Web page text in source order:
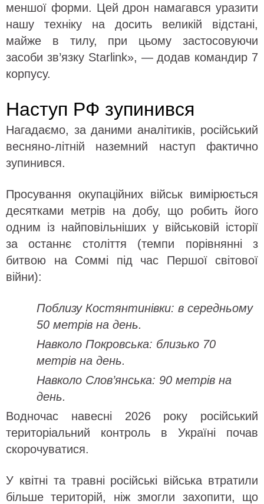
меншої форми. Цей дрон намагався уразити
нашу техніку на досить великій відстані,
майже в тилу, при цьому застосовуючи
засоби зв’язку Starlink», — додав командир 7
корпусу.
Наступ РФ зупинився
Нагадаємо, за даними аналітиків, російський
весняно-літній наземний наступ фактично
зупинився.
Просування окупаційних військ вимірюється
десятками метрів на добу, що робить його
одним із найповільніших у військовій історії
за останнє століття (темпи порівнянні з
битвою на Соммі під час Першої світової
війни):
Поблизу Костянтинівки: в середньому
50 метрів на день.
Навколо Покровська: близько 70
метрів на день.
Навколо Слов’янська: 90 метрів на
день.
Водночас навесні 2026 року російський
територіальний контроль в Україні почав
скорочуватися.
У квітні та травні російські війська втратили
більше територій, ніж змогли захопити, що